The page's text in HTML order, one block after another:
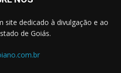
site dedicado à divulgação e ao
de Goiás.